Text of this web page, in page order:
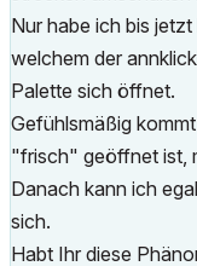
Nur habe ich bis
welchem der
Palette sich öffnet.
Gefühlsmäßig
"frisch" geöffnet ist,
Danach kann ich
sich.
Habt Ihr diese